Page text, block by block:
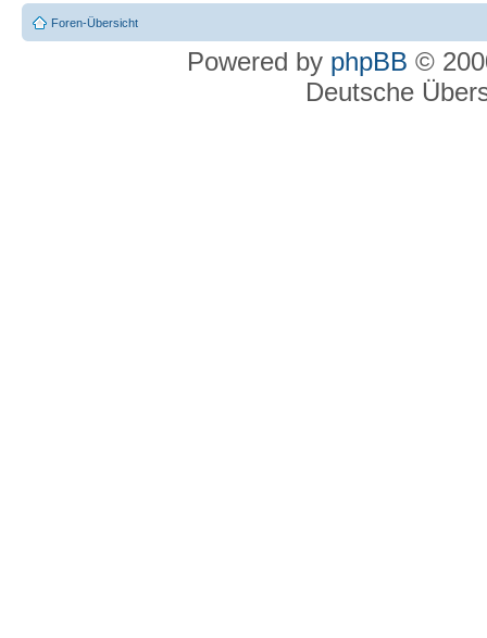
Foren-Übersicht
Powered by phpBB ©
Deutsche